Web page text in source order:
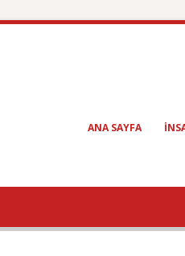
ANA SAYFA